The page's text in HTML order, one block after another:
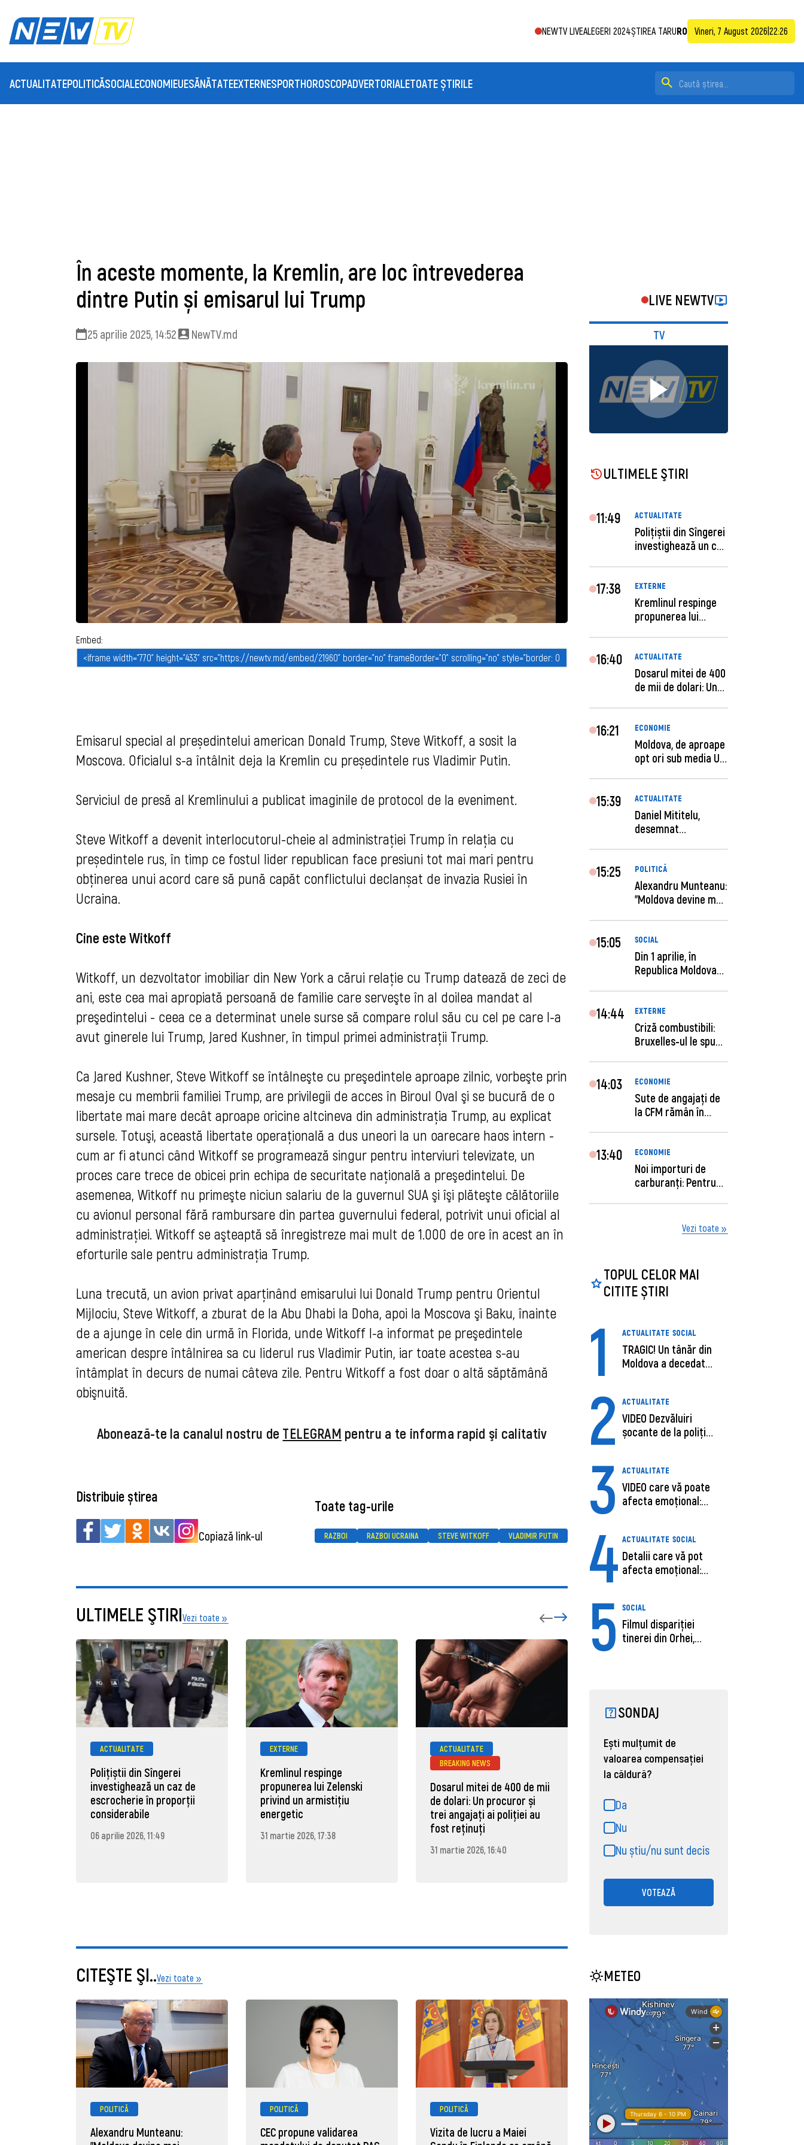
NEWTV LIVEALEGERI 2024ȘTIREA TARURO Vineri, 7 August 2026 22:26
ACTUALITATEPOLITICĂSOCIAL ECONOMIEUESĂNĂTATEEXTERNESPORTHOROSCOPADVERTORIALETOATE ȘTIRILE
În aceste momente, la Kremlin, are loc întrevederea
dintre Putin și emisarul lui Trump
25 aprilie 2025, 14:52 NewTV.md
Embed:
Emisarul special al președintelui american Donald Trump, Steve Witkoff, a sosit la
Moscova. Oficialul s-a întâlnit deja la Kremlin cu președintele rus Vladimir Putin.
Serviciul de presă al Kremlinului a publicat imaginile de protocol de la eveniment.
Steve Witkoff a devenit interlocutorul-cheie al administrației Trump în relația cu
președintele rus, în timp ce fostul lider republican face presiuni tot mai mari pentru
obținerea unui acord care să pună capăt conflictului declanșat de invazia Rusiei în
Ucraina.
Cine este Witkoff
Witkoff, un dezvoltator imobiliar din New York a cărui relaţie cu Trump datează de zeci de
ani, este cea mai apropiată persoană de familie care serveşte în al doilea mandat al
preşedintelui - ceea ce a determinat unele surse să compare rolul său cu cel pe care l-a
avut ginerele lui Trump, Jared Kushner, în timpul primei administraţii Trump.
Ca Jared Kushner, Steve Witkoff se întâlneşte cu preşedintele aproape zilnic, vorbeşte prin
mesaje cu membrii familiei Trump, are privilegii de acces în Biroul Oval şi se bucură de o
libertate mai mare decât aproape oricine altcineva din administraţia Trump, au explicat
sursele. Totuşi, această libertate operaţională a dus uneori la un oarecare haos intern -
cum ar fi atunci când Witkoff se programează singur pentru interviuri televizate, un
proces care trece de obicei prin echipa de securitate naţională a preşedintelui. De
asemenea, Witkoff nu primeşte niciun salariu de la guvernul SUA şi îşi plăteşte călătoriile
cu avionul personal fără rambursare din partea guvernului federal, potrivit unui oficial al
administraţiei. Witkoff se aşteaptă să înregistreze mai mult de 1.000 de ore în acest an în
eforturile sale pentru administraţia Trump.
Luna trecută, un avion privat aparţinând emisarului lui Donald Trump pentru Orientul
Mijlociu, Steve Witkoff, a zburat de la Abu Dhabi la Doha, apoi la Moscova şi Baku, înainte
de a ajunge în cele din urmă în Florida, unde Witkoff l-a informat pe preşedintele
american despre întâlnirea sa cu liderul rus Vladimir Putin, iar toate acestea s-au
întâmplat în decurs de numai câteva zile. Pentru Witkoff a fost doar o altă săptămână
obişnuită
Abonează-te la canalul nostru de TELEGRAM pentru a te informa rapid şi calitativ
Distribuie știrea
Copiază link-ul
Toate tag-urile
RAZBOI RAZBOI UCRAINA STEVE WITKOFF VLADIMIR PUTIN
ULTIMELE ŞTIRIVezi toate
ACTUALITATE
Polițiștii din Sîngerei
investighează un caz de
escrocherie în proporții
considerabile
06 aprilie 2026, 11:49
EXTERNE
Kremlinul respinge
propunerea lui Zelenski
privind un armistițiu
energetic
31 martie 2026, 17:38
ACTUALITATE
BREAKING NEWS
Dosarul mitei de 400 de mii
de dolari: Un procuror și
trei angajați ai poliției au
fost reținuți
31 martie 2026, 16:40
ECONOMIE
Moldova, de aproape opt ori
muncii pe ora
31 martie 2026, 16:21
CITEŞTE ŞI..Vezi toate
POLITICĂ
Alexandru Munteanu:
POLITICĂ
CEC propune validarea
POLITICĂ
Vizita de lucru a Maiei
LIVE NEWTV
TV
ULTIMELE ŞTIRI
11:49 ACTUALITATE
Polițiștii din Sîngerei
investighează un caz
17:38 EXTERNE
Kremlinul respinge
propunerea lui
16:40 ACTUALITATE
Dosarul mitei de 400
de mii de dolari: Un
16:21 ECONOMIE
Moldova, de aproape
opt ori sub media UE
15:39 ACTUALITATE
Daniel Mititelu,
desemnat
15:25 POLITICĂ
Alexandru Munteanu:
"Moldova devine mai
15:05 SOCIAL
Din 1 aprilie, în
Republica Moldova
14:44 EXTERNE
Criză combustibili:
Bruxelles-ul le spune
14:03 ECONOMIE
Sute de angajaţi de
la CFM rămân în
13:40 ECONOMIE
Noi importuri de
carburanți: Pentru
Vezi toate
TOPUL CELOR MAI
CITITE ȘTIRI
1 ACTUALITATE SOCIAL
TRAGIC! Un tânăr din
Moldova a decedat
2 ACTUALITATE
VIDEO Dezvăluiri
șocante de la poliție,
3 ACTUALITATE
VIDEO care vă poate
afecta emoțional:
4 ACTUALITATE SOCIAL
Detalii care vă pot
afecta emoțional:
5 SOCIAL
Filmul dispariției
tinerei din Orhei,
SONDAJ
Ești mulțumit de
valoarea compensației
la căldură?
Da
Nu
Nu știu/nu sunt decis
VOTEAZĂ
METEO